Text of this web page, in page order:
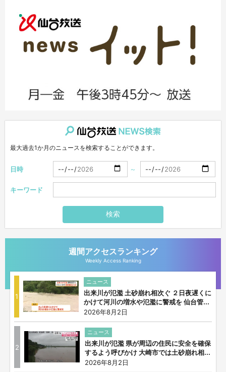
最大過去1か月のニュースを検索することができます。
日時 ～
キーワード
検索
週間アクセスランキング
Weekly Access Ranking
1
ニュース
出来川が氾濫 土砂崩れ相次ぐ ２日夜遅くに
かけて河川の増水や氾濫に警戒を 仙台管...
2026年8月2日
2
ニュース
出来川が氾濫 県が周辺の住民に安全を確保
するよう呼びかけ 大崎市では土砂崩れ相...
2026年8月2日